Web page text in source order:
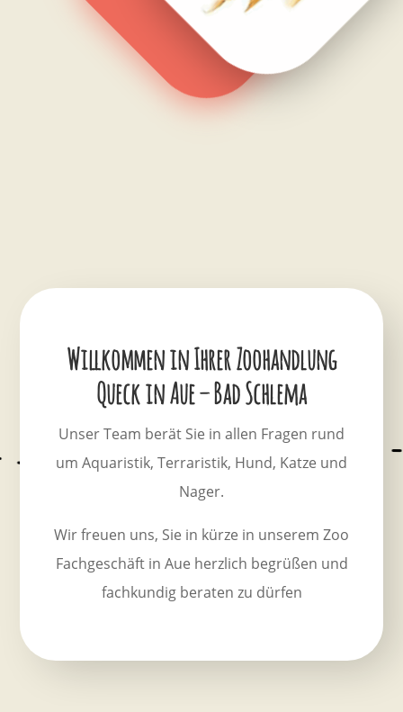
Willkommen in Ihrer Zoohandlung
Queck in Aue – Bad Schlema
Unser Team berät Sie in allen Fragen rund
um Aquaristik, Terraristik, Hund, Katze und
Nager.
Wir freuen uns, Sie in kürze in unserem Zoo
Fachgeschäft in Aue herzlich begrüßen und
fachkundig beraten zu dürfen